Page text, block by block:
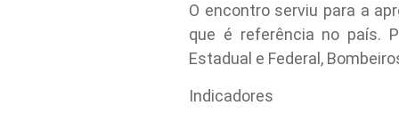
O encontro serviu para a
que é referência no país.
Estadual e Federal,
Indicadores